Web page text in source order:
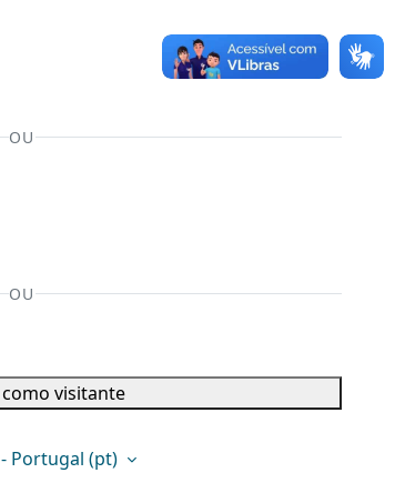
OU
OU
visitante
Portugal ‎(pt)‎